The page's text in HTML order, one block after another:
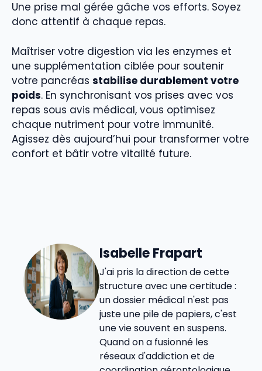
Une prise mal gérée gâche vos efforts. Soyez
donc attentif à chaque repas.
Maîtriser votre digestion via les enzymes et
une supplémentation ciblée pour soutenir
votre pancréas stabilise durablement votre
poids. En synchronisant vos prises avec vos
repas sous avis médical, vous optimisez
chaque nutriment pour votre immunité.
Agissez dès aujourd’hui pour transformer votre
confort et bâtir votre vitalité future.
Isabelle Frapart
J'ai pris la direction de cette
structure avec une certitude :
un dossier médical n'est pas
juste une pile de papiers, c'est
une vie souvent en suspens.
Quand on a fusionné les
réseaux d'addiction et de